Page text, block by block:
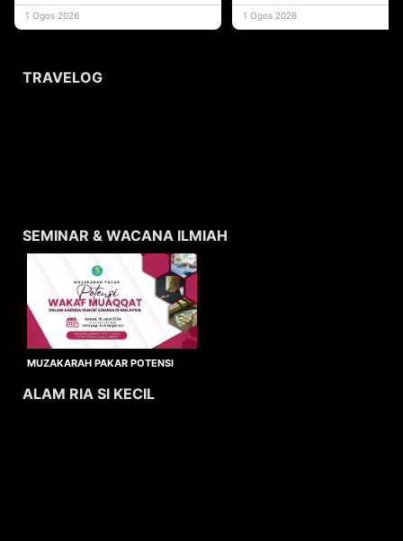
yang memberi ma
1 Ogos 2026
1 Ogos 2026
TRAVELOG
SEMINAR & WACANA ILMIAH
MUZAKARAH PAKAR POTENSI
ALAM RIA SI KECIL